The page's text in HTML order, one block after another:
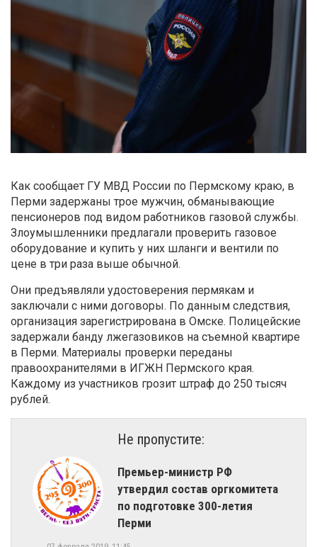
Как сообщает ГУ МВД России по Пермскому краю, в
Перми задержаны трое мужчин, обманывающие
пенсионеров под видом работников газовой службы.
Злоумышленники предлагали проверить газовое
оборудование и купить у них шланги и вентили по
цене в три раза выше обычной.
Они предъявляли удостоверения пермякам и
заключали с ними договоры. По данным следствия,
организация зарегистрирована в Омске. Полицейские
задержали банду лжегазовиков на съемной квартире
в Перми. Материалы проверки переданы
правоохранителями в ИГЖН Пермского края.
Каждому из участников грозит штраф до 250 тысяч
рублей.
Не пропустите:
Премьер-министр РФ
утвердил состав оргкомитета
по подготовке 300-летия
Перми